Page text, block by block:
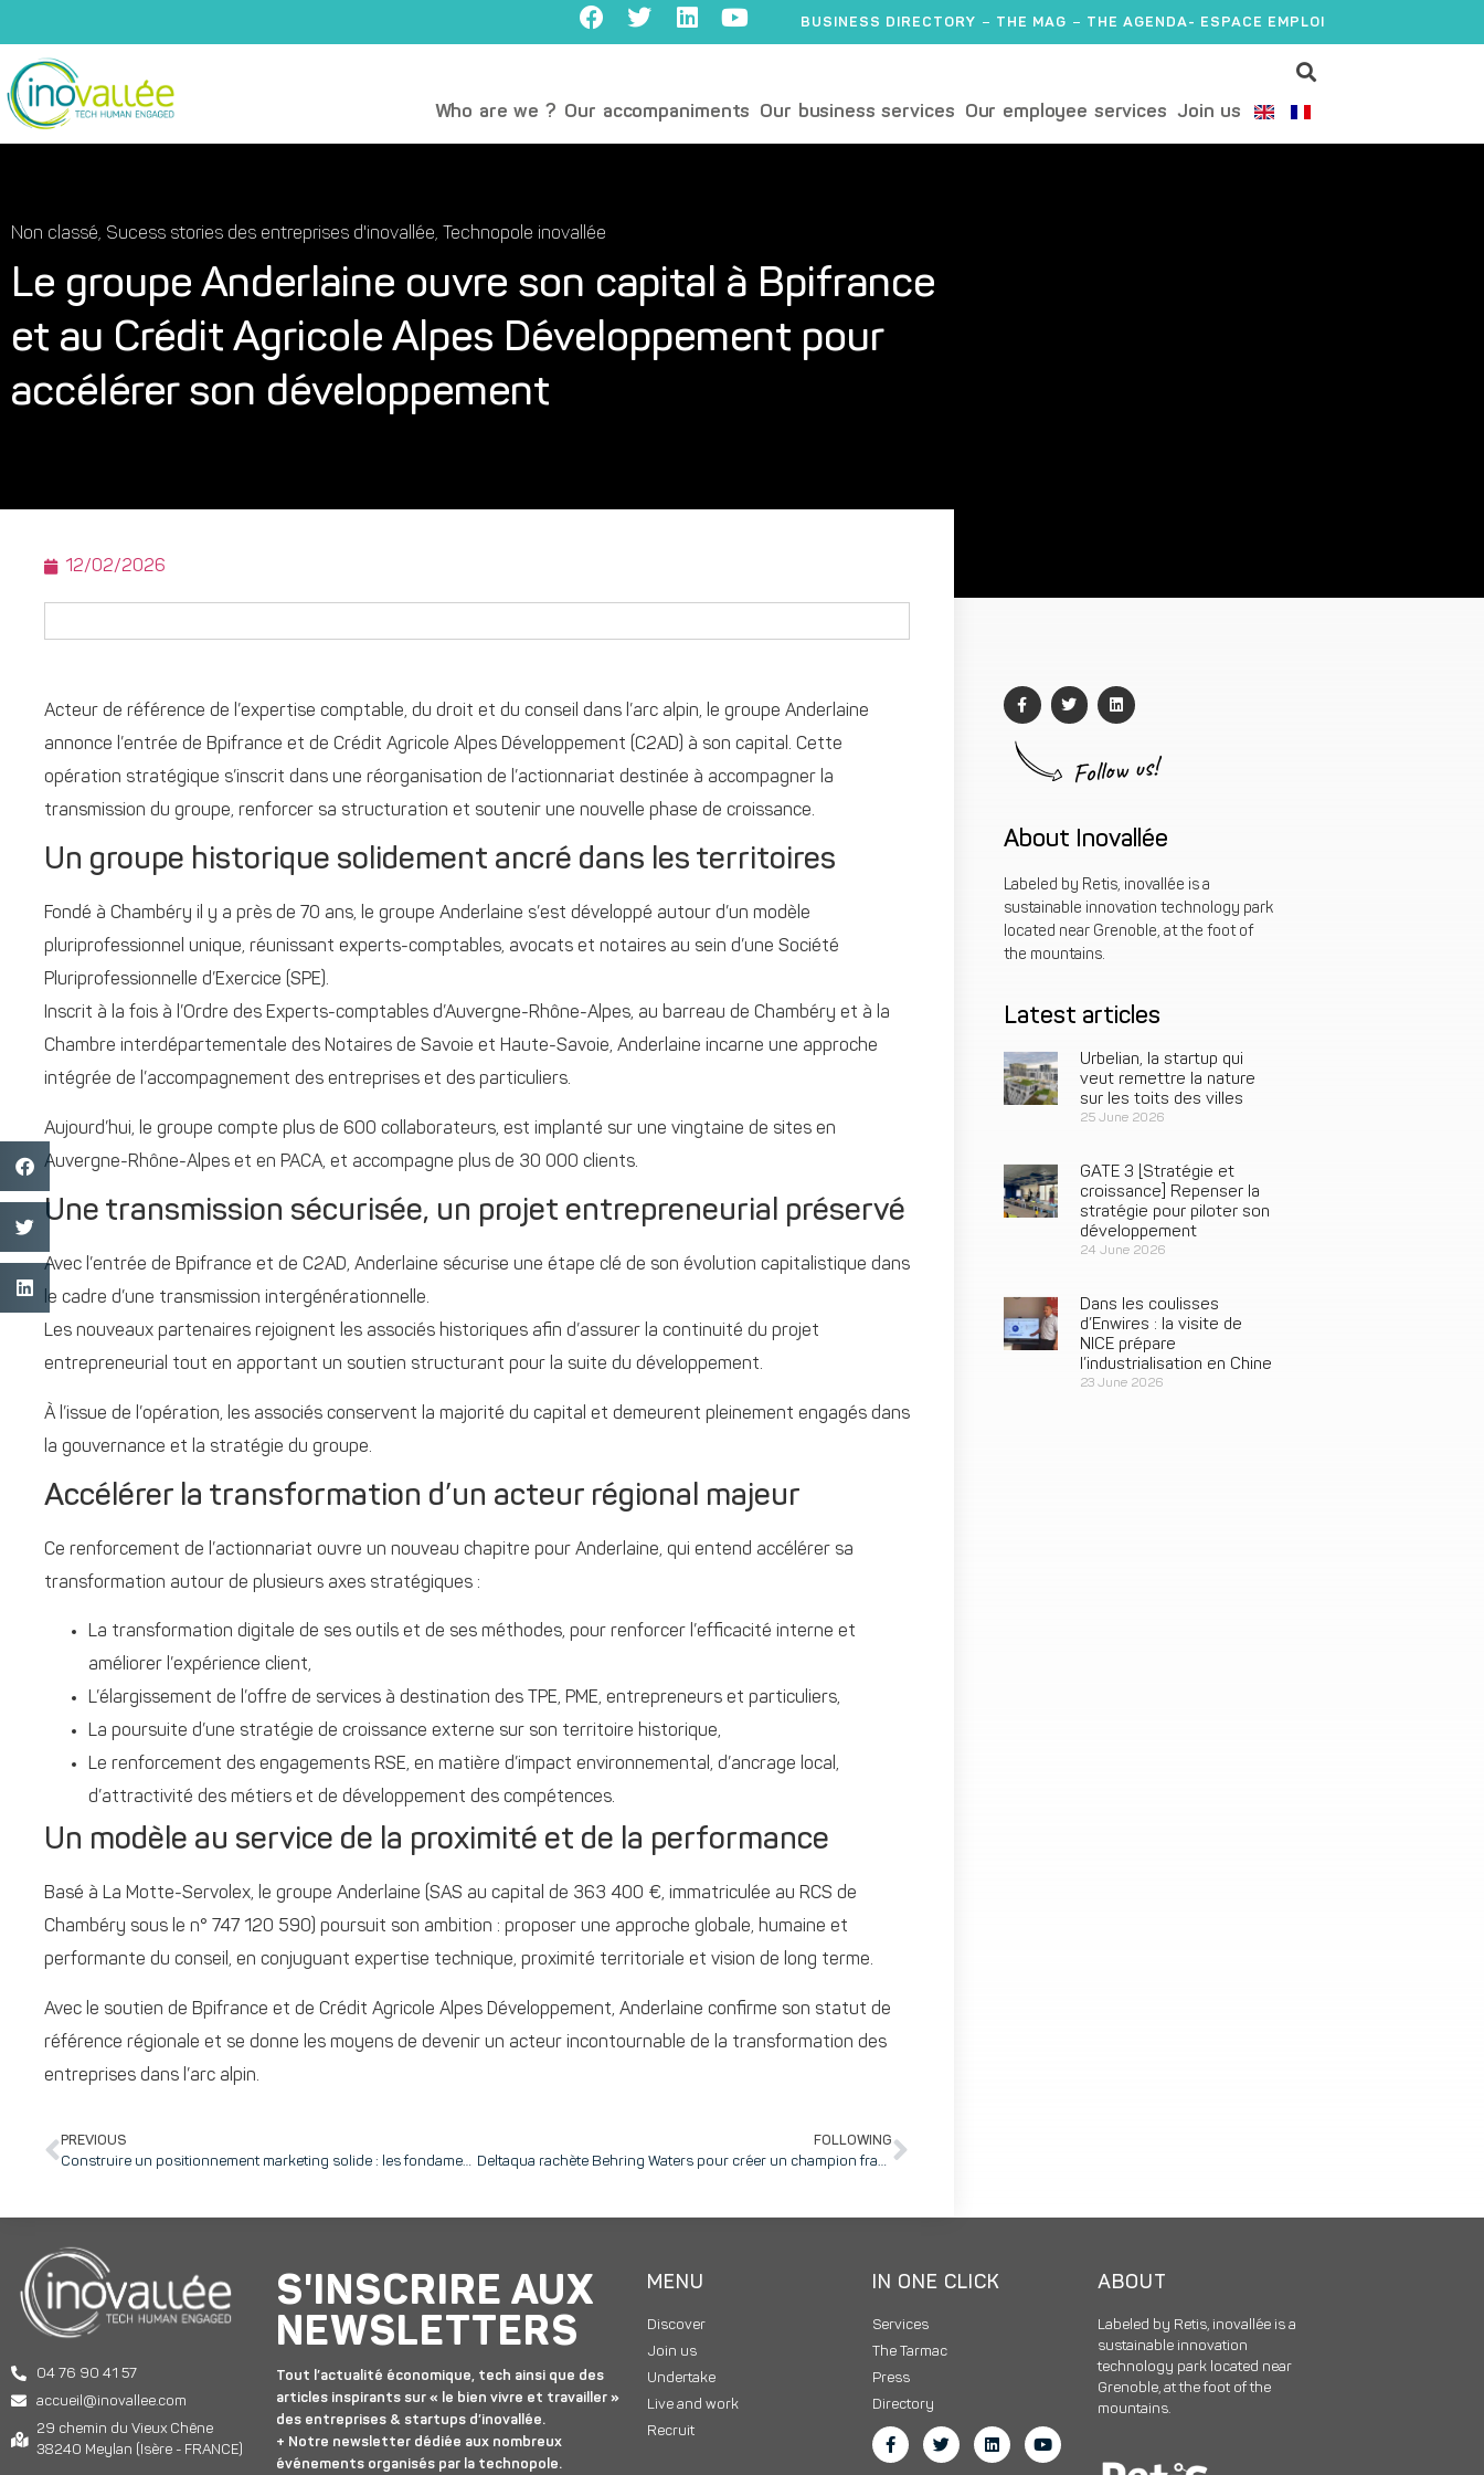
BUSINESS DIRECTORY THE MAG THE AGENDA- ESPACE EMPLOI
Who are we ? Our accompaniments Our business services Our employee services Join us
Non classé, Sucess stories des entreprises d'inovallée, Technopole inovallée
Le groupe Anderlaine ouvre son capital à Bpifrance
et au Crédit Agricole Alpes Développement pour
accélérer son développement
12/02/2026
Acteur de référence de l’expertise comptable, du droit et du conseil dans l’arc alpin, le groupe Anderlaine
annonce l’entrée de Bpifrance et de Crédit Agricole Alpes Développement (C2AD) à son capital. Cette
opération stratégique s’inscrit dans une réorganisation de l’actionnariat destinée à accompagner la
transmission du groupe, renforcer sa structuration et soutenir une nouvelle phase de croissance.
Un groupe historique solidement ancré dans les territoires
Fondé à Chambéry il y a près de 70 ans, le groupe Anderlaine s’est développé autour d’un modèle
pluriprofessionnel unique, réunissant experts-comptables, avocats et notaires au sein d’une Société
Pluriprofessionnelle d’Exercice (SPE).
Inscrit à la fois à l’Ordre des Experts-comptables d’Auvergne-Rhône-Alpes, au barreau de Chambéry et à la
Chambre interdépartementale des Notaires de Savoie et Haute-Savoie, Anderlaine incarne une approche
intégrée de l’accompagnement des entreprises et des particuliers.
Aujourd’hui, le groupe compte plus de 600 collaborateurs, est implanté sur une vingtaine de sites en
Auvergne-Rhône-Alpes et en PACA, et accompagne plus de 30 000 clients.
Une transmission sécurisée, un projet entrepreneurial préservé
Avec l’entrée de Bpifrance et de C2AD, Anderlaine sécurise une étape clé de son évolution capitalistique dans
le cadre d’une transmission intergénérationnelle.
Les nouveaux partenaires rejoignent les associés historiques afin d’assurer la continuité du projet
entrepreneurial tout en apportant un soutien structurant pour la suite du développement.
À l’issue de l’opération, les associés conservent la majorité du capital et demeurent pleinement engagés dans
la gouvernance et la stratégie du groupe.
Accélérer la transformation d’un acteur régional majeur
Ce renforcement de l’actionnariat ouvre un nouveau chapitre pour Anderlaine, qui entend accélérer sa
transformation autour de plusieurs axes stratégiques :
La transformation digitale de ses outils et de ses méthodes, pour renforcer l’efficacité interne et
améliorer l’expérience client,
L’élargissement de l’offre de services à destination des TPE, PME, entrepreneurs et particuliers,
La poursuite d’une stratégie de croissance externe sur son territoire historique,
Le renforcement des engagements RSE, en matière d’impact environnemental, d’ancrage local,
d’attractivité des métiers et de développement des compétences.
Un modèle au service de la proximité et de la performance
Basé à La Motte-Servolex, le groupe Anderlaine (SAS au capital de 363 400 €, immatriculée au RCS de
Chambéry sous le n° 747 120 590) poursuit son ambition : proposer une approche globale, humaine et
performante du conseil, en conjuguant expertise technique, proximité territoriale et vision de long terme.
Avec le soutien de Bpifrance et de Crédit Agricole Alpes Développement, Anderlaine confirme son statut de
référence régionale et se donne les moyens de devenir un acteur incontournable de la transformation des
entreprises dans l’arc alpin.
PREVIOUS
Construire un positionnement marketing solide : les fondamentaux d’Yves Mahé, formateur GATE 1 … en sketchnote et en mots !
FOLLOWING
Deltaqua rachète Behring Waters pour créer un champion français de l’eau microfiltrée
Follow us!
About Inovallée
Labeled by Retis, inovallée is a
sustainable innovation technology park
located near Grenoble, at the foot of
the mountains.
Latest articles
Urbelian, la startup qui
veut remettre la nature
sur les toits des villes
25 June 2026
GATE 3 [Stratégie et
croissance] Repenser la
stratégie pour piloter son
développement
24 June 2026
Dans les coulisses
d’Enwires : la visite de
NICE prépare
l’industrialisation en Chine
23 June 2026
04 76 90 41 57
accueil@inovallee.com
29 chemin du Vieux Chêne
38240 Meylan (Isère - FRANCE)
S'INSCRIRE AUX
NEWSLETTERS
Tout l’actualité économique, tech ainsi que des
articles inspirants sur « le bien vivre et travailler »
des entreprises & startups d’inovallée.
+ Notre newsletter dédiée aux nombreux
événements organisés par la technopole.
MENU
Discover
Join us
Undertake
Live and work
Recruit
IN ONE CLICK
Services
The Tarmac
Press
Directory
ABOUT
Labeled by Retis, inovallée is a
sustainable innovation
technology park located near
Grenoble, at the foot of the
mountains.